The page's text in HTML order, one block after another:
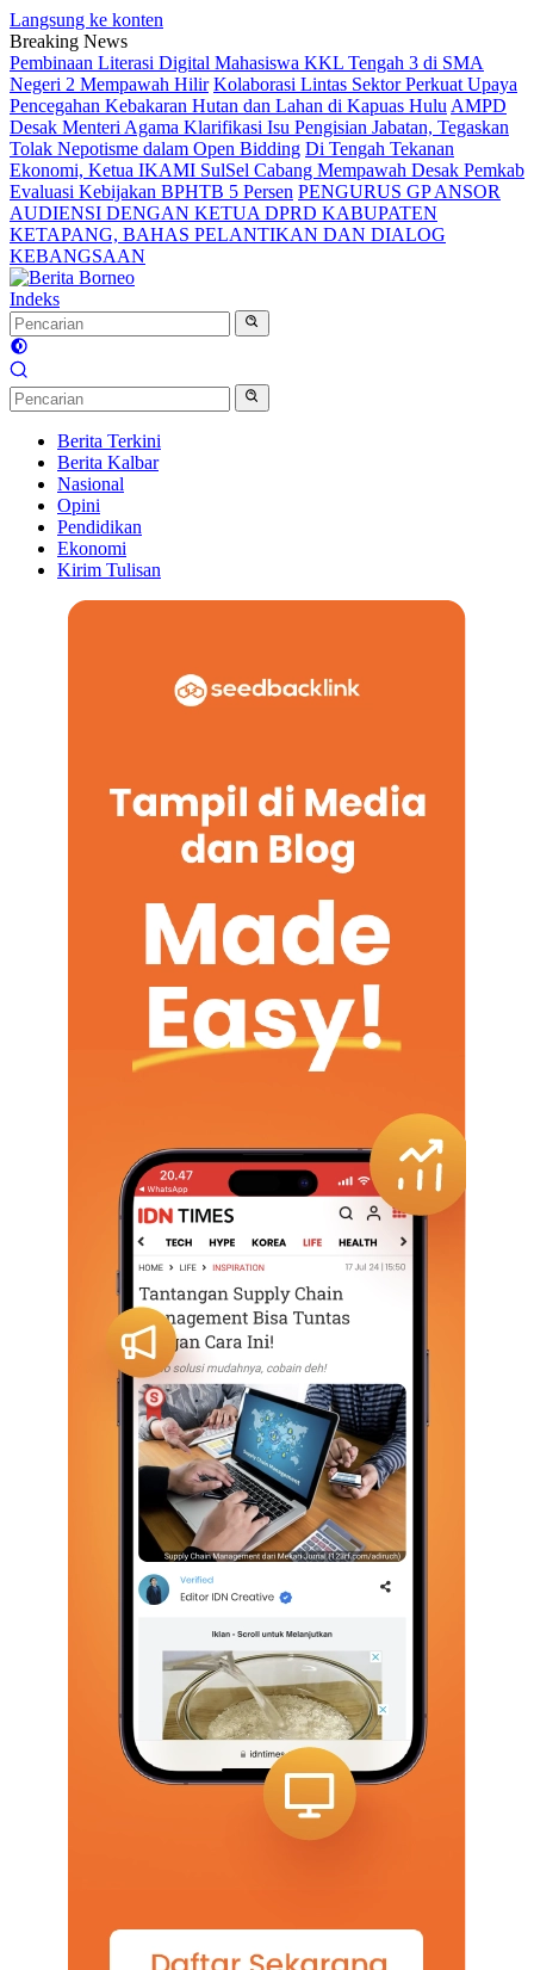
Langsung ke konten
Breaking News
Pembinaan Literasi Digital Mahasiswa KKL Tengah 3 di SMA
Negeri 2 Mempawah Hilir Kolaborasi Lintas Sektor Perkuat Upaya
Pencegahan Kebakaran Hutan dan Lahan di Kapuas Hulu AMPD
Desak Menteri Agama Klarifikasi Isu Pengisian Jabatan, Tegaskan
Tolak Nepotisme dalam Open Bidding Di Tengah Tekanan
Ekonomi, Ketua IKAMI SulSel Cabang Mempawah Desak Pemkab
Evaluasi Kebijakan BPHTB 5 Persen PENGURUS GP ANSOR
AUDIENSI DENGAN KETUA DPRD KABUPATEN
KETAPANG, BAHAS PELANTIKAN DAN DIALOG
KEBANGSAAN
Indeks
Berita Terkini
Berita Kalbar
Nasional
Opini
Pendidikan
Ekonomi
Kirim Tulisan